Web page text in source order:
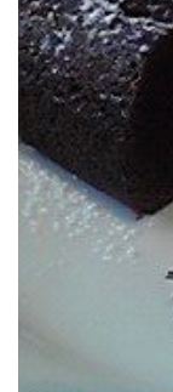
米沢牛お買い得情報
プロフィール
プロフィール
お問合せ